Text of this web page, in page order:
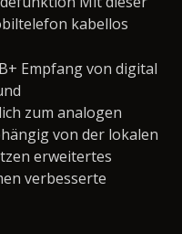
kabellos
Empfang von digital
zum analogen
von der lokalen
erweitertes
verbesserte